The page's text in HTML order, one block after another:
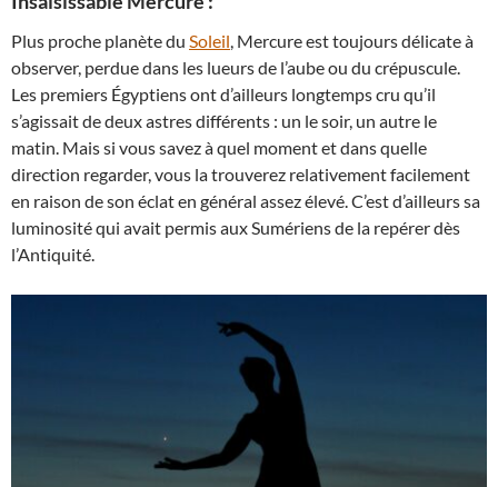
Plus proche planète du Soleil, Mercure est toujours délicate à
observer, perdue dans les lueurs de l’aube ou du crépuscule.
Les premiers Égyptiens ont d’ailleurs longtemps cru qu’il
s’agissait de deux astres différents : un le soir, un autre le
matin. Mais si vous savez à quel moment et dans quelle
direction regarder, vous la trouverez relativement facilement
en raison de son éclat en général assez élevé. C’est d’ailleurs sa
luminosité qui avait permis aux Sumériens de la repérer dès
l’Antiquité.